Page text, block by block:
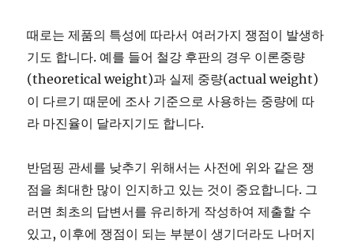
때로는 제품의 특성에 따라서 여러가지 쟁점이 발생하
기도 합니다. 예를 들어 철강 후판의 경우 이론중량
(theoretical weight)과 실제 중량(actual weight)
이 다르기 때문에 조사 기준으로 사용하는 중량에 따
라 마진율이 달라지기도 합니다.
반덤핑 관세를 낮추기 위해서는 사전에 위와 같은 쟁
점을 최대한 많이 인지하고 있는 것이 중요합니다. 그
러면 최초의 답변서를 유리하게 작성하여 제출할 수
있고, 이후에 쟁점이 되는 부분이 생기더라도 나머지